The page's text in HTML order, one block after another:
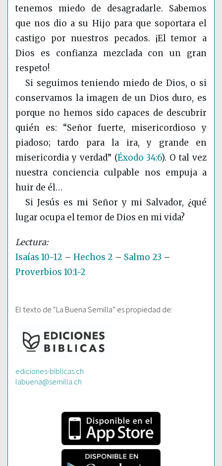
tenemos miedo de desagradarle. Sabemos
que nos dio a su Hijo para que soportara el
castigo por nuestros pecados. ¡El temor a
Dios es confianza mezclada con un gran
respeto!
Si seguimos teniendo miedo de Dios, o si
conservamos la imagen de un Dios duro, es
porque no hemos sido capaces de descubrir
quién es: “Señor fuerte, misericordioso y
piadoso; tardo para la ira, y grande en
misericordia y verdad” (Éxodo 34:6). O tal vez
nuestra conciencia culpable nos empuja a
huir de él…
Si Jesús es mi Señor y mi Salvador, ¿qué
lugar ocupa el temor de Dios en mi vida?
Isaías 10-12 – Hechos 2 – Salmo 23 –
Proverbios 10:1-2
El texto de “La Buena Semilla” es propiedad de:
ediciones-biblicas.ch
labuena@semilla.ch